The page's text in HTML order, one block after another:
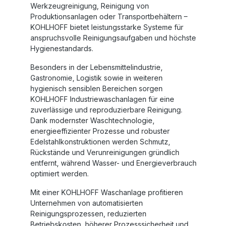
Werkzeugreinigung , Reinigung von
Produktionsanlagen oder Transportbehältern –
KOHLHOFF bietet leistungsstarke Systeme für
anspruchsvolle Reinigungsaufgaben und höchste
Hygienestandards.
Besonders in der Lebensmittelindustrie
Gastronomie, Logistik sowie in weiteren
hygienisch sensiblen Bereichen sorgen
KOHLHOFF Industriewaschanlagen für eine
zuverlässige und reproduzierbare Reinigung.
Dank modernster Waschtechnologie,
energieeffizienter Prozesse und robuster
Edelstahlkonstruktionen werden Schmutz,
Rückstände und Verunreinigungen gründlich
entfernt, während Wasser- und Energieverbrauch
optimiert werden.
Mit einer KOHLHOFF Waschanlage profitieren
Unternehmen von automatisierten
Reinigungsprozessen, reduzierten
Betriebskosten, höherer Prozesssicherheit und